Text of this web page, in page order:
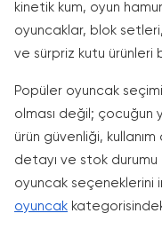
kinetik kum, oyun
oyuncaklar, blok
ve sürpriz kutu
Popüler oyuncak
olması değil; çocuğun
ürün güvenliği,
detayı ve stok durumu
oyuncak seçeneklerini
oyuncak